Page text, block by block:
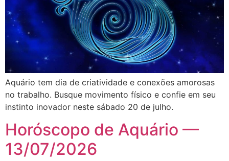
Aquário tem dia de criatividade e conexões amorosas
no trabalho. Busque movimento físico e confie em seu
instinto inovador neste sábado 20 de julho.
Horóscopo de Aquário —
13/07/2026